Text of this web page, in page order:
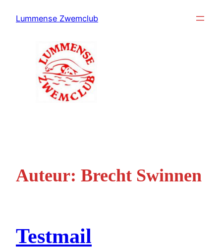
naarLummense Zwemclub
Auteur: Brecht Swinnen
Testmail